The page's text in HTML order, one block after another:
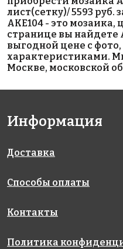
Испания
313x495
Испания
340x340
3273 руб./м²
313x495
3950
лист(сетку)/ 5593 руб.
AKE104 - это
странице вы найдете
выгодной цене с
характеристиками.
Москве, московской
Информация
Доставка
Способы оплаты
Контакты
Политика